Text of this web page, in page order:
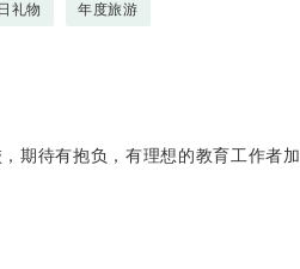
礼物 年度旅游
期待有抱负，有理想的教育工作者加